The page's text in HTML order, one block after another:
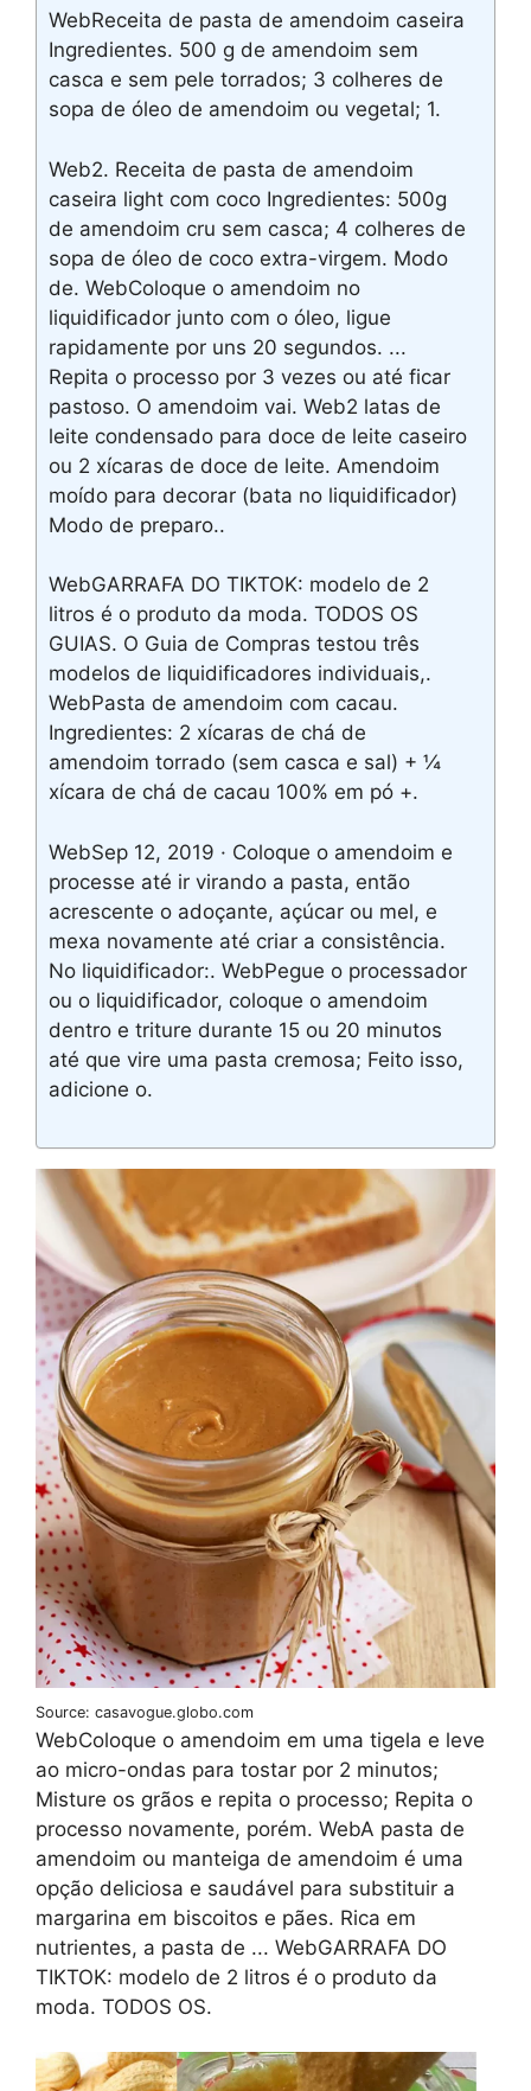
WebReceita de pasta de amendoim caseira
Ingredientes. 500 g de amendoim sem
casca e sem pele torrados; 3 colheres de
sopa de óleo de amendoim ou vegetal; 1.
Web2. Receita de pasta de amendoim
caseira light com coco Ingredientes: 500g
de amendoim cru sem casca; 4 colheres de
sopa de óleo de coco extra-virgem. Modo
de. WebColoque o amendoim no
liquidificador junto com o óleo, ligue
rapidamente por uns 20 segundos. ...
Repita o processo por 3 vezes ou até ficar
pastoso. O amendoim vai. Web2 latas de
leite condensado para doce de leite caseiro
ou 2 xícaras de doce de leite. Amendoim
moído para decorar (bata no liquidificador)
Modo de preparo..
WebGARRAFA DO TIKTOK: modelo de 2
litros é o produto da moda. TODOS OS
GUIAS. O Guia de Compras testou três
modelos de liquidificadores individuais,.
WebPasta de amendoim com cacau.
Ingredientes: 2 xícaras de chá de
amendoim torrado (sem casca e sal) + ¼
xícara de chá de cacau 100% em pó +.
WebSep 12, 2019 · Coloque o amendoim e
processe até ir virando a pasta, então
acrescente o adoçante, açúcar ou mel, e
mexa novamente até criar a consistência.
No liquidificador:. WebPegue o processador
ou o liquidificador, coloque o amendoim
dentro e triture durante 15 ou 20 minutos
até que vire uma pasta cremosa; Feito isso,
adicione o.
Source: casavogue.globo.com
WebColoque o amendoim em uma tigela e leve
ao micro-ondas para tostar por 2 minutos;
Misture os grãos e repita o processo; Repita o
processo novamente, porém. WebA pasta de
amendoim ou manteiga de amendoim é uma
opção deliciosa e saudável para substituir a
margarina em biscoitos e pães. Rica em
nutrientes, a pasta de ... WebGARRAFA DO
TIKTOK: modelo de 2 litros é o produto da
moda. TODOS OS.